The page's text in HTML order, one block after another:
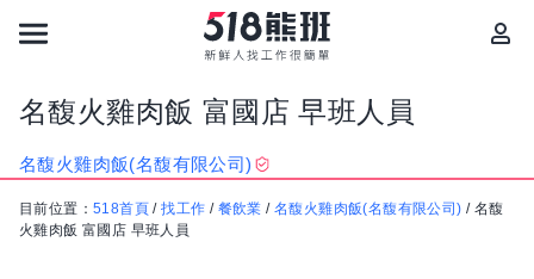
名馥火雞肉飯 富國店 早班人員
名馥火雞肉飯(名馥有限公司)
目前位置： 518首頁 /找工作 / 餐飲業 /名馥火雞肉飯(名馥有限公司) / 名馥
火雞肉飯 富國店 早班人員